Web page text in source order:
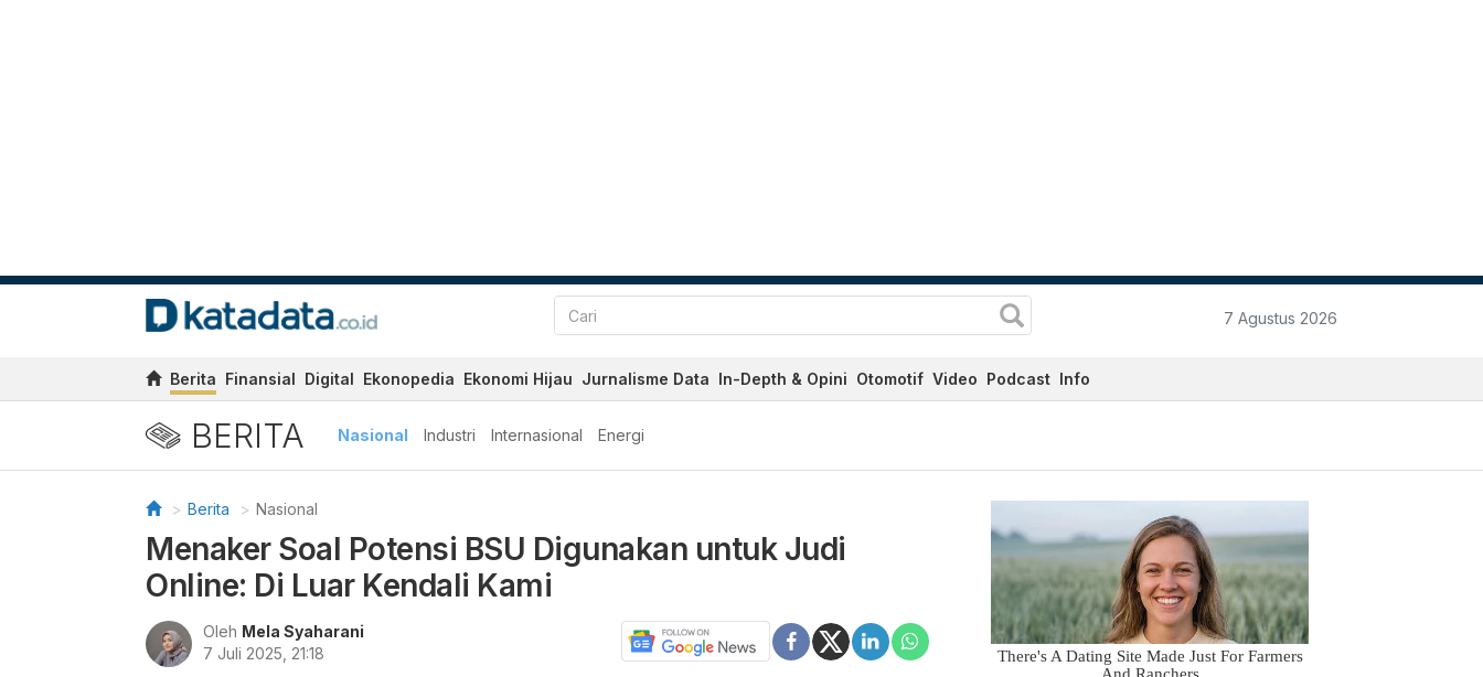
7 Agustus 2026
Berita Finansial Digital Ekonopedia Ekonomi Hijau Jurnalisme Data In-Depth & Opini Otomotif Video Podcast Info
BERITA Nasional Industri Internasional Energi
Berita Nasional
Menaker Soal Potensi BSU Digunakan untuk Judi
Online: Di Luar Kendali Kami
Oleh Mela Syaharani
7 Juli 2025, 21:18